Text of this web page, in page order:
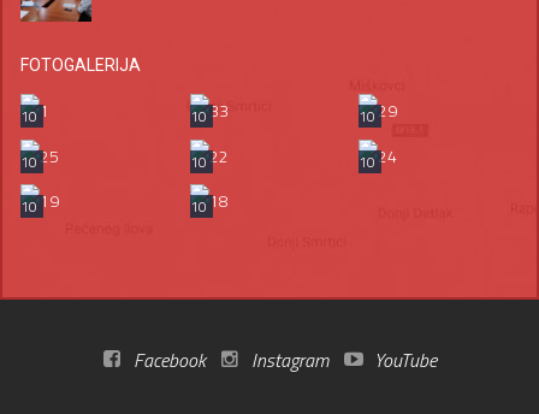
FOTOGALERIJA
10 10
10
10
10
10
10
10
Facebook Instagram YouTube